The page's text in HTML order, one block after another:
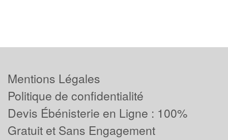
Mentions Légales
Politique de confidentialité
Devis Ébénisterie en Ligne : 100%
Gratuit et Sans Engagement